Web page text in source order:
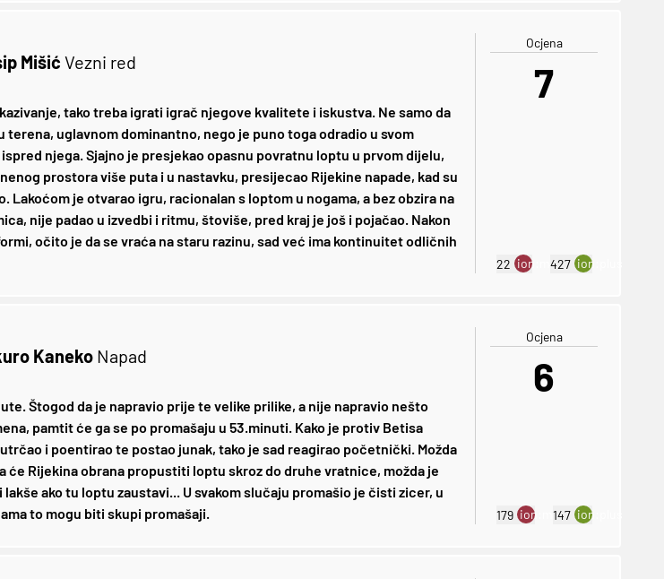
Mišić Vezni red
tako treba igrati igrač njegove kvalitete i iskustva. Ne samo da
terena, uglavnom dominantno, nego je puno toga odradio u svom
njega. Sjajno je presjekao opasnu povratnu loptu u prvom dijelu,
prostora više puta i u nastavku, presijecao Rijekine napade, kad su
Lakoćom je otvarao igru, racionalan s loptom u nogama, a bez obzira na
nije padao u izvedbi i ritmu, štoviše, pred kraj je još i pojačao. Nakon
očito je da se vraća na staru razinu, sad već ima kontinuitet odličnih
Ocjena
7
22 ion:minus
427 ion:plus
Kaneko Napad
Štogod da je napravio prije te velike prilike, a nije napravio nešto
pamtit će ga se po promašaju u 53.minuti. Kako je protiv Betisa
i poentirao te postao junak, tako je sad reagirao početnički. Možda
će Rijekina obrana propustiti loptu skroz do druhe vratnice, možda je
ako tu loptu zaustavi... U svakom slučaju promašio je čisti zicer, u
to mogu biti skupi promašaji.
Ocjena
6
179 ion:minus
147 ion:plus